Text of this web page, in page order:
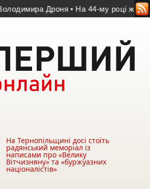
Дроня • На 44-му році життя помер
На Тернопільщині досі стоїть
радянський меморіал із
написами про «Велику
Вітчизняну» та «буржуазних
націоналістів»